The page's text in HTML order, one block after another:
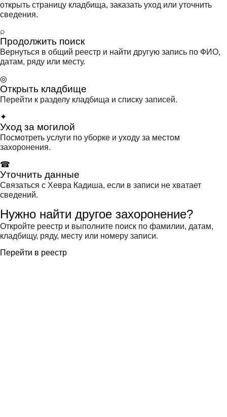
открыть страницу кладбища, заказать уход или уточнить
сведения.
⌕
Продолжить поиск
Вернуться в общий реестр и найти другую запись по ФИО,
датам, ряду или месту.
◎
Открыть кладбище
Перейти к разделу кладбища и списку записей.
✦
Уход за могилой
Посмотреть услуги по уборке и уходу за местом
захоронения.
☎
Уточнить данные
Связаться с Хевра Кадиша, если в записи не хватает
сведений.
Нужно найти другое захоронение?
Откройте реестр и выполните поиск по фамилии, датам,
кладбищу, ряду, месту или номеру записи.
Перейти в реестр